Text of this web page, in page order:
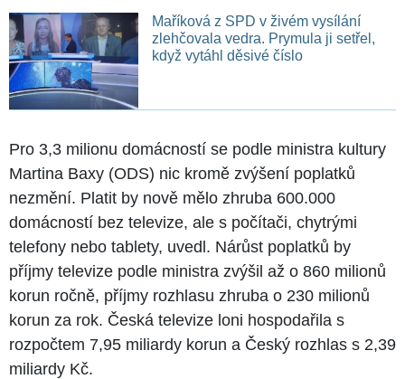
Maříková z SPD v živém vysílání
zlehčovala vedra. Prymula ji setřel,
když vytáhl děsivé číslo
Pro 3,3 milionu domácností se podle ministra kultury
Martina Baxy (ODS) nic kromě zvýšení poplatků
nezmění. Platit by nově mělo zhruba 600.000
domácností bez televize, ale s počítači, chytrými
telefony nebo tablety, uvedl. Nárůst poplatků by
příjmy televize podle ministra zvýšil až o 860 milionů
korun ročně, příjmy rozhlasu zhruba o 230 milionů
korun za rok. Česká televize loni hospodařila s
rozpočtem 7,95 miliardy korun a Český rozhlas s 2,39
miliardy Kč.